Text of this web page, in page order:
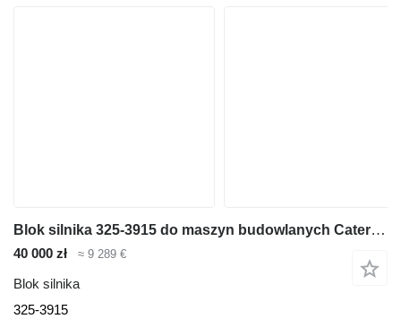
Blok silnika 325-3915 do maszyn budowlanych Caterpillar C9
40 000 zł ≈ 9 289 €
Blok silnika
325-3915